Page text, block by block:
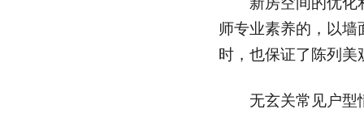
师专业素养的，以
时，也保证了陈列美
无玄关常见户型